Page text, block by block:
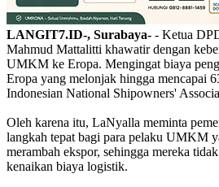
LANGIT7.ID-, Surabaya- - Ketua
Mahmud Mattalitti khawatir dengan
UMKM ke Eropa. Mengingat biaya
Eropa yang melonjak hingga mencapai
Indonesian National Shipowners'
Oleh karena itu, LaNyalla meminta
langkah tepat bagi para pelaku UMKM
merambah ekspor, sehingga mereka
kenaikan biaya logistik.